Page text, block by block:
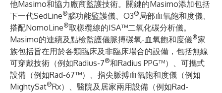
他Masimo和協力廠商監護技術。關鍵的Masimo添加包括
下一代SedLine®腦功能監護儀、O3® 局部血氧飽和度儀、
搭配NomoLine®取樣纜線的ISA™二氧化碳分析儀。
Masimo的連續及點檢監護儀脈搏碳氧-血氧飽和度儀®家
族包括旨在用於各類臨床及非臨床場合的設備，包括無線
可穿戴技術（例如Radius-7®和Radius PPG™）、可攜式
設備（例如Rad-67™）、指尖脈搏血氧飽和度儀（例如
MightySat®Rx）、醫院及居家兩用設備（例如Rad-